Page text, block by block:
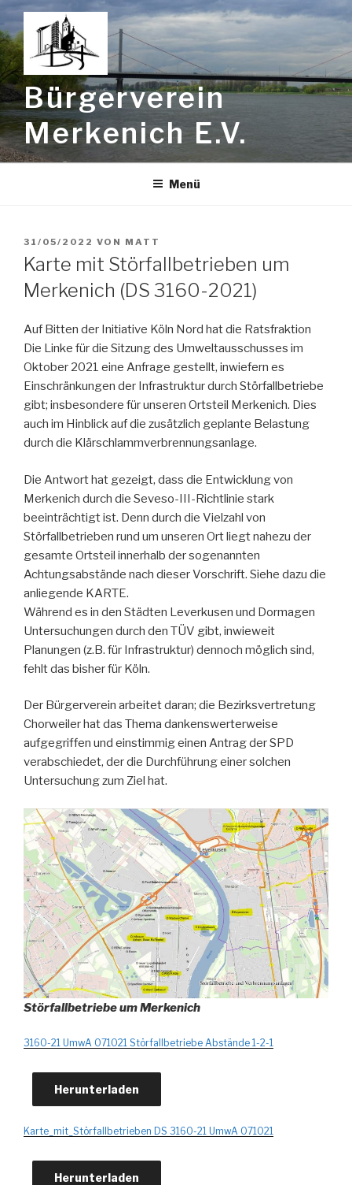
Zum
Inhalt
springen
Bürgerverein
Merkenich E.V.
Menü
VERÖFFENTLICHT
AM
31/05/2022 VON MATT
Karte mit Störfallbetrieben um
Merkenich (DS 3160-2021)
Auf Bitten der Initiative Köln Nord hat die Ratsfraktion
Die Linke für die Sitzung des Umweltausschusses im
Oktober 2021 eine Anfrage gestellt, inwiefern es
Einschränkungen der Infrastruktur durch Störfallbetriebe
gibt; insbesondere für unseren Ortsteil Merkenich. Dies
auch im Hinblick auf die zusätzlich geplante Belastung
durch die Klärschlammverbrennungsanlage.
Die Antwort hat gezeigt, dass die Entwicklung von
Merkenich durch die Seveso-III-Richtlinie stark
beeinträchtigt ist. Denn durch die Vielzahl von
Störfallbetrieben rund um unseren Ort liegt nahezu der
gesamte Ortsteil innerhalb der sogenannten
Achtungsabstände nach dieser Vorschrift. Siehe dazu die
anliegende KARTE.
Während es in den Städten Leverkusen und Dormagen
Untersuchungen durch den TÜV gibt, inwieweit
Planungen (z.B. für Infrastruktur) dennoch möglich sind,
fehlt das bisher für Köln.
Der Bürgerverein arbeitet daran; die Bezirksvertretung
Chorweiler hat das Thema dankenswerterweise
aufgegriffen und einstimmig einen Antrag der SPD
verabschiedet, der die Durchführung einer solchen
Untersuchung zum Ziel hat.
Störfallbetriebe um Merkenich
3160-21 UmwA 071021 Störfallbetriebe Abstände 1-2-1
Herunterladen
Karte_mit_Störfallbetrieben DS 3160-21 UmwA 071021
Herunterladen